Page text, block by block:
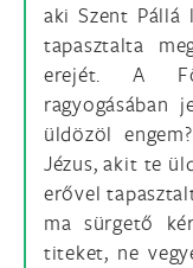
aki Szent Pállá
tapasztalta
erejét. A
ragyogásában
üldözöl
Jézus, akit te
erővel
ma sürgető
titeket, ne